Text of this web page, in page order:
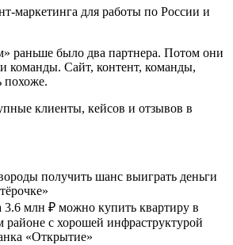
раньше было два партнера. Потом они
команды. Сайт, контент, команды,
похоже.
клиенты, кейсов и отзывов в
получить шанс выиграть деньги
3.6 млн ₽ можно купить квартиру в
с хорошей инфраструктурой
«Открытие»